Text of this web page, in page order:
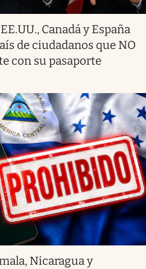
Canadá y España
de ciudadanos que NO
con su pasaporte
Nicaragua y